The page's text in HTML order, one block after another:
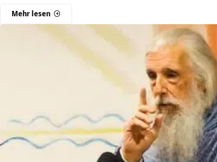
Mehr lesen